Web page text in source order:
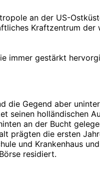
an der US-
Kraftzentrum der
immer gestärkt
die Gegend aber
seinen holländischen
an der Bucht
prägten die ersten
und Krankenhaus
residiert.